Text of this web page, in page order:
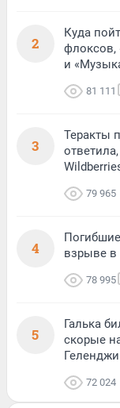
2
Куда
флоксов,
и
81 111
3
Теракты
79 965
4
взрыве
78 995
5
Галька
скорые
72 024